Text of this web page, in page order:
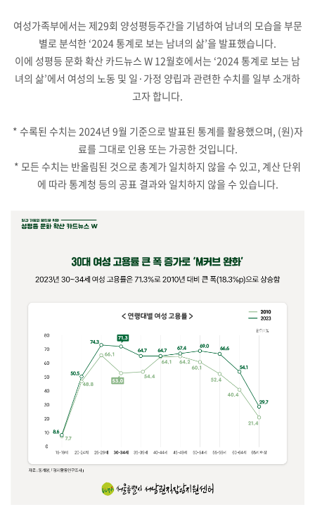
여성가족부에서는 제29회 양성평등주간을 기념하여 남녀의 모습을 부문
별로 분석한 ‘2024 통계로 보는 남녀의 삶’을 발표했습니다.
이에 성평등 문화 확산 카드뉴스 W 12월호에서는 ‘2024 통계로 보는 남
녀의 삶’에서 여성의 노동 및 일·가정 양립과 관련한 수치를 일부 소개하
고자 합니다.
* 수록된 수치는 2024년 9월 기준으로 발표된 통계를 활용했으며, (원)자
료를 그대로 인용 또는 가공한 것입니다.
* 모든 수치는 반올림된 것으로 총계가 일치하지 않을 수 있고, 계산 단위
에 따라 통계청 등의 공표 결과와 일치하지 않을 수 있습니다.